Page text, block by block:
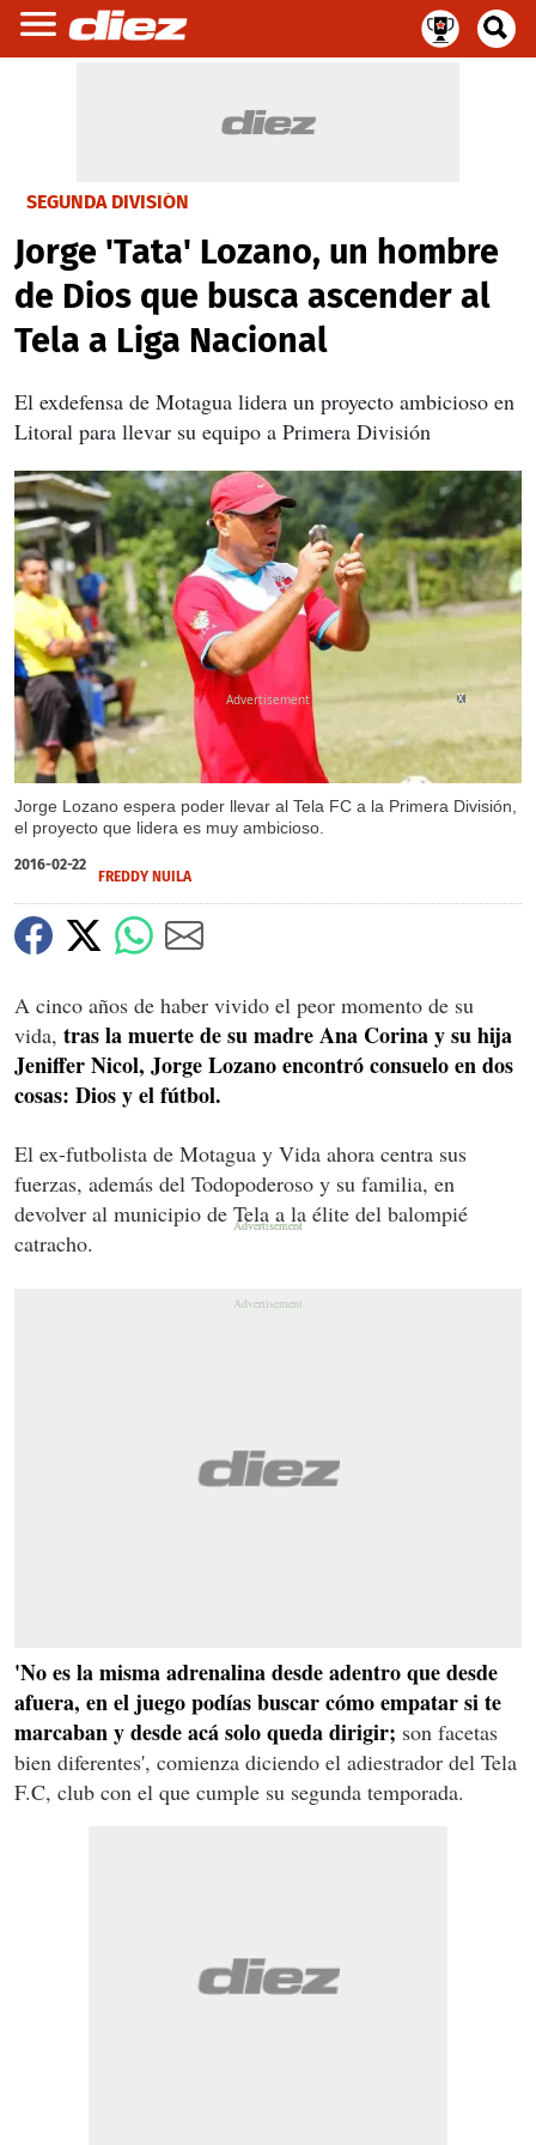
SEGUNDA DIVISIÓN
Jorge 'Tata' Lozano, un hombre
de Dios que busca ascender al
Tela a Liga Nacional
El exdefensa de Motagua lidera un proyecto ambicioso en
Litoral para llevar su equipo a Primera División
Jorge Lozano espera poder llevar al Tela FC a la Primera División,
el proyecto que lidera es muy ambicioso.
X
X
X
X
2016-02-22
FREDDY NUILA
A cinco años de haber vivido el peor momento de su
vida, tras la muerte de su madre Ana Corina y su hija
Jeniffer Nicol, Jorge Lozano encontró consuelo en dos
cosas: Dios y el fútbol.
El ex-futbolista de Motagua y Vida ahora centra sus
fuerzas, además del Todopoderoso y su familia, en
devolver al municipio de Tela a la élite del balompié
catracho.
'No es la misma adrenalina desde adentro que desde
afuera, en el juego podías buscar cómo empatar si te
marcaban y desde acá solo queda dirigir; son facetas
bien diferentes', comienza diciendo el adiestrador del Tela
F.C, club con el que cumple su segunda temporada.